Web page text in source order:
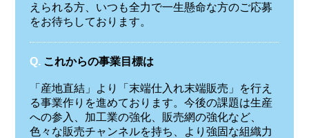
えられる方、いつも全力で一生懸命な方のご応募
をお待ちしております。
Q. これからの事業目標は
「産地直結」より「末端仕入れ末端販売」を行え
る事業作りを進めております。今後の課題は生産
への参入、加工業の強化、販売網の強化など、
色々な販売チャンネルを持ち、より強固な組織力